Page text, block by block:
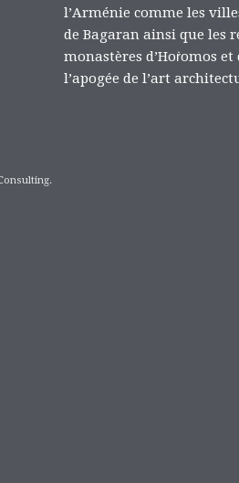
l’Arménie comme les
de Bagaran ainsi que les
monastères d’Hoṙomos
l’apogée de l’art